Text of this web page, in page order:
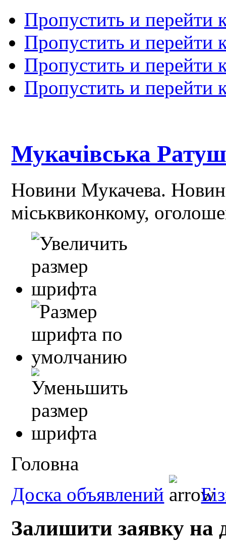
Пропустить и перейти
Пропустить и перейти
Пропустить и перейти
Пропустить и перейти
Мукачівська
Новини Мукачева.
міськвиконкому,
Головна
Доска объявлений
Залишити заявку на